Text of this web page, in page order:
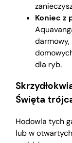
Koniec z
darmowy,
dla ryb.
Święta
Hodowla tych
lub w